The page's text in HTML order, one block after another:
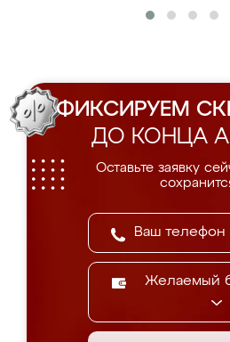
ФИКСИРУЕМ
ДО КОНЦА
Оставьте заявку
Желаемый